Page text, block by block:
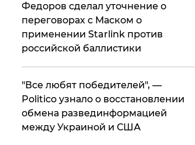
Федоров сделал уточнение о
переговорах с Маском о
применении Starlink против
российской баллистики
​"Все любят победителей", —
Politico узнало о восстановлении
обмена развединформацией
между Украиной и США